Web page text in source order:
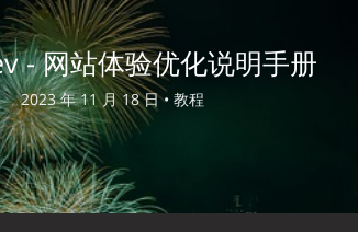
- 网站体验优化说明手册
2023 年 11 月 18 日 • 教程